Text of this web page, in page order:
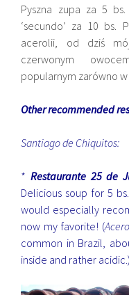
Pyszna zupa za 5
‘secundo’ za 10 bs.
acerolii, od dziś
czerwonym
popularnym zarówno w
Other recommended
Santiago de Chiquitos:
* Restaurante 25 de
Delicious soup for 5
would especially
now my favorite! (
common in Brazil,
inside and rather acidic.)